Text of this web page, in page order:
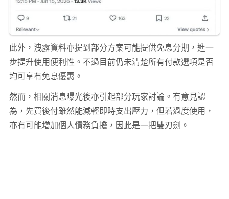
此外，洩露資料亦提到部分方案可能提供免息分期，進一
步提升使用便利性。不過目前仍未清楚所有付款選項是否
均可享有免息優惠。
然而，相關消息曝光後亦引起部分玩家討論。有意見認
為，先買後付雖然能減輕即時支出壓力，但若過度使用，
亦有可能增加個人債務負擔，因此是一把雙刃劍。